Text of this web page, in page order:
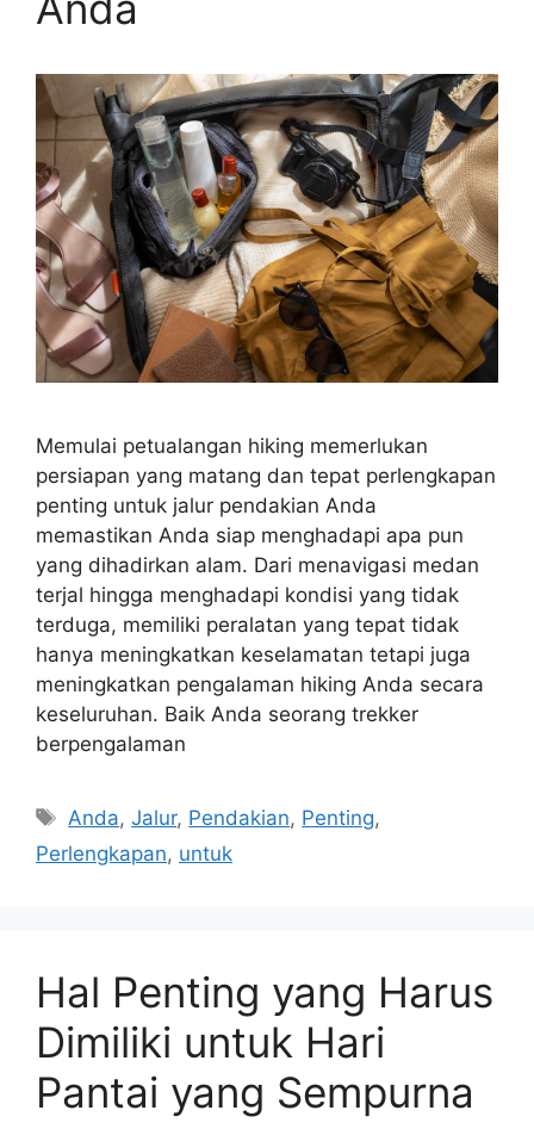
Memulai petualangan hiking memerlukan
persiapan yang matang dan tepat perlengkapan
penting untuk jalur pendakian Anda
memastikan Anda siap menghadapi apa pun
yang dihadirkan alam. Dari menavigasi medan
terjal hingga menghadapi kondisi yang tidak
terduga, memiliki peralatan yang tepat tidak
hanya meningkatkan keselamatan tetapi juga
meningkatkan pengalaman hiking Anda secara
keseluruhan. Baik Anda seorang trekker
berpengalaman
Tags
Anda,Jalur, Pendakian, Penting,
Perlengkapan, untuk
Hal Penting yang Harus
Dimiliki untuk Hari
Pantai yang Sempurna